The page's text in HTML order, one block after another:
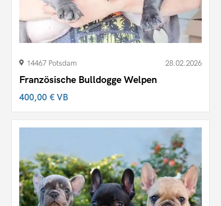
14467 Potsdam 28.02.2026
Französische Bulldogge Welpen
400,00 €VB